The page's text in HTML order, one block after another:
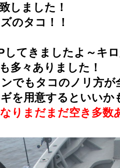
しました！
のタコ！！
してきましたよ～キ
多々ありました！
でもタコのノリ方が
を用意するといいか
りまだまだ空き多